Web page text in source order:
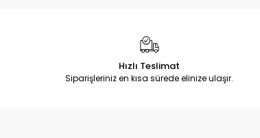
Hızlı Teslimat
Siparişleriniz en kısa sürede elinize ulaşır.